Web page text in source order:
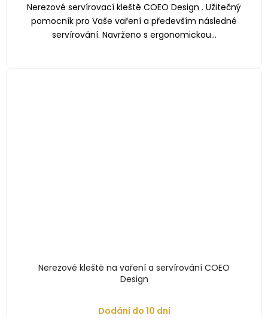
Nerezové servírovací kleště COEO Design . Užitečný
pomocník pro Vaše vaření a především následné
servírování. Navrženo s ergonomickou...
Nerezové kleště na vaření a servírování COEO
Design
Dodání do 10 dní